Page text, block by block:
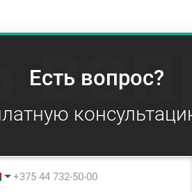
Есть вопрос?